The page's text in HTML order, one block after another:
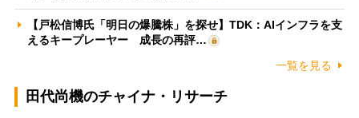
【戸松信博氏「明日の爆騰株」を探せ】TDK：AIインフラを支
えるキープレーヤー 成長の再評…
一覧を見る
田代尚機のチャイナ・リサーチ